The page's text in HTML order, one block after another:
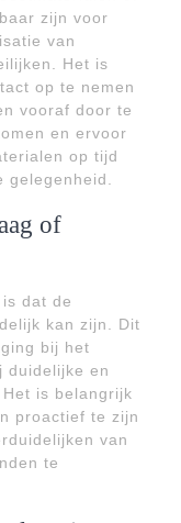
zijn voor
van
Het is
op te nemen
vooraf door te
en ervoor
op tijd
of
dat de
kan zijn. Dit
bij het
duidelijke en
is belangrijk
proactief te zijn
van
te